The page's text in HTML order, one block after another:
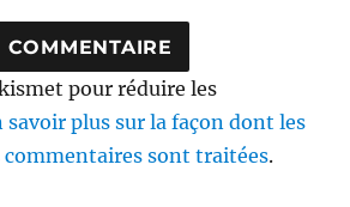
pour réduire les
savoir plus sur la façon dont les
commentaires sont traitées.